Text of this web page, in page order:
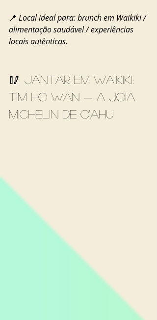
📍 Local ideal para: brunch em Waikiki /
alimentação saudável / experiências
locais autênticas.
🥢 Jantar em Waikiki:
Tim Ho Wan — a joia
Michelin de O‘ahu